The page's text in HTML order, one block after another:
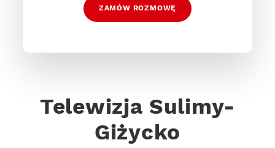
ZAMÓW ROZMOWĘ
Telewizja Sulimy-
Giżycko